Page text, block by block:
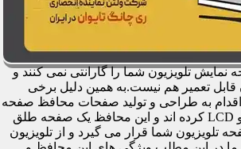
تلویزیون شما را گارانتی نمی کنند و
قابل تعمیر هم نیست.به همین دلیل برخی
به طراحی و تولید صفحات محافظ صفحه
نمایش تلویزیون LED و LCD کرده اند و این محافظ یک صفحه طلق
تلویزیون شما قرار می گیرد و از تلویزیون